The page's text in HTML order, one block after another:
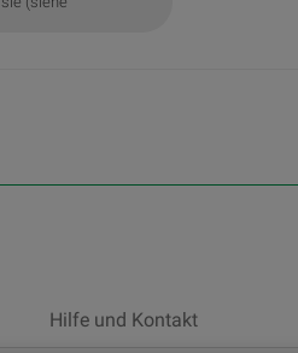
Hilfe und Kontakt